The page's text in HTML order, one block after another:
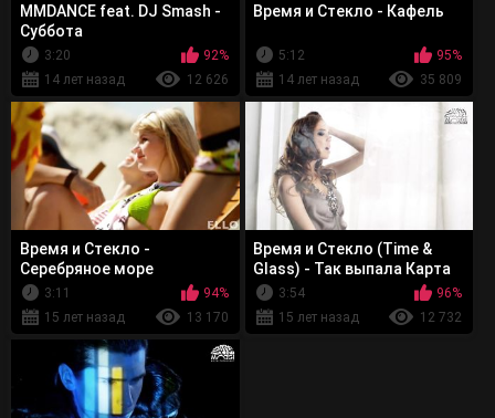
MMDANCE feat. DJ Smash -
Суббота
3:20
92%
14 лет назад
12 626
Время и Стекло - Кафель
5:12
95%
14 лет назад
35 809
Время и Стекло -
Серебряное море
3:11
94%
15 лет назад
13 170
Время и Стекло (Time &
Glass) - Так выпала Карта
3:54
96%
15 лет назад
12 732